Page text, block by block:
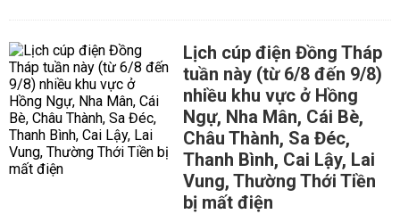
Lịch cúp điện Đồng Tháp
tuần này (từ 6/8 đến 9/8)
nhiều khu vực ở Hồng
Ngự, Nha Mân, Cái Bè,
Châu Thành, Sa Đéc,
Thanh Bình, Cai Lậy, Lai
Vung, Thường Thới Tiền
bị mất điện